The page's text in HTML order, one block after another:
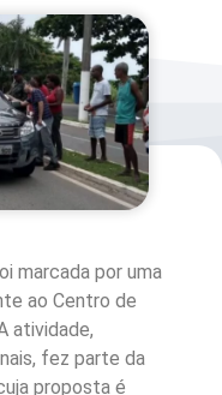
marcada por uma
ao Centro de
atividade,
fez parte da
proposta é